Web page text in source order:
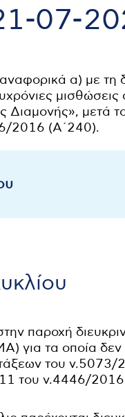
07-
αναφορικά α) με
Διαμονής», μετά
2016 (Α΄240).
παροχή
για τα οποία δεν
του
του ν.4446/